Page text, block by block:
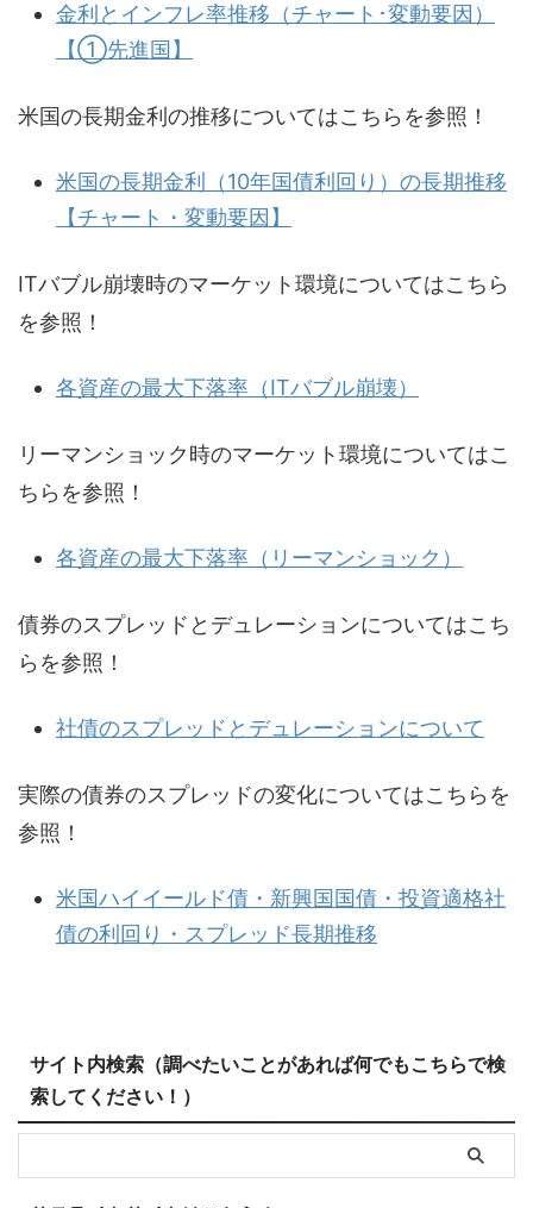
金利とインフレ率推移（チャート･変動要因）
【①先進国】
米国の長期金利の推移についてはこちらを参照！
米国の長期金利（10年国債利回り）の長期推移
【チャート・変動要因】
ITバブル崩壊時のマーケット環境についてはこちら
を参照！
各資産の最大下落率（ITバブル崩壊）
リーマンショック時のマーケット環境についてはこ
ちらを参照！
各資産の最大下落率（リーマンショック）
債券のスプレッドとデュレーションについてはこち
らを参照！
社債のスプレッドとデュレーションについて
実際の債券のスプレッドの変化についてはこちらを
参照！
米国ハイイールド債・新興国国債・投資適格社
債の利回り・スプレッド長期推移
サイト内検索（調べたいことがあれば何でもこちらで検
索してください！）